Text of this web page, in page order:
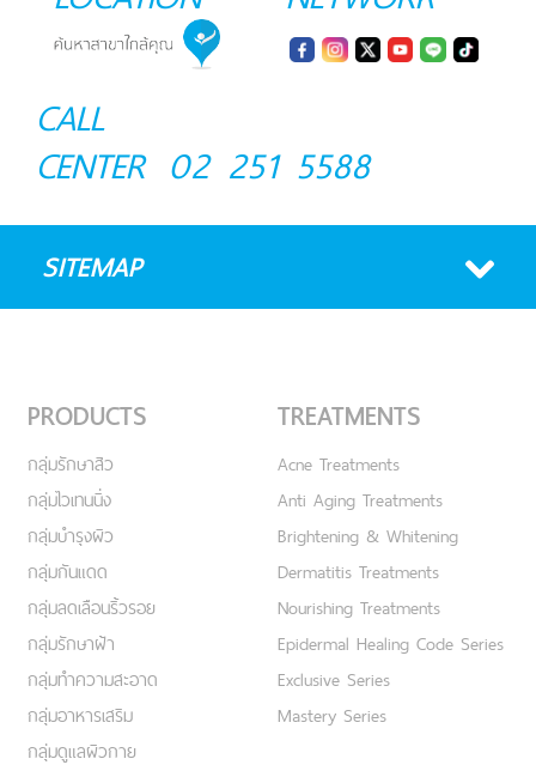
CALL
CENTER 02 251 5588
SITEMAP
PRODUCTS
กลุ่มรักษาสิว
กลุ่มไวเทนนิ่ง
กลุ่มบำรุงผิว
กลุ่มกันแดด
กลุ่มลดเลือนริ้วรอย
กลุ่มรักษาฝ้า
กลุ่มทำความสะอาด
กลุ่มอาหารเสริม
กลุ่มดูแลผิวกาย
TREATMENTS
Acne Treatments
Anti Aging Treatments
Brightening & Whitening
Dermatitis Treatments
Nourishing Treatments
Epidermal Healing Code Series
Exclusive Series
Mastery Series